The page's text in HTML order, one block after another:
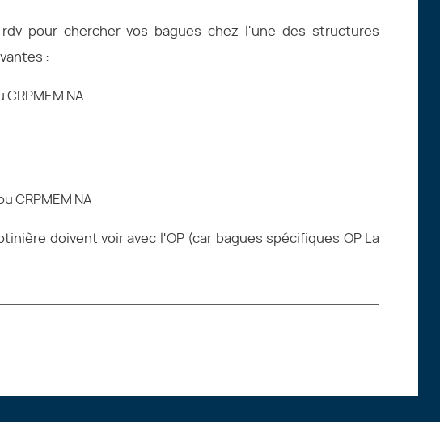
pour chercher vos bagues chez l'une des structures
:
CRPMEM NA
CRPMEM NA
doivent voir avec l'OP (car bagues spécifiques OP La